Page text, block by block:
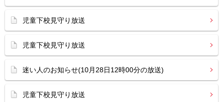
児童下校見守り放送
児童下校見守り放送
迷い人のお知らせ(10月28日12時00分の放送)
児童下校見守り放送